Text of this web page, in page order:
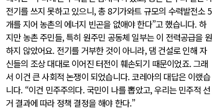
전기를 쓰지 못하고 있으니, 총 8기가와트 규모의 수력발전소 5
개를 지어 농촌의 에너지 빈곤을 없애야 한다”고 했습니다. 하
지만 농촌 주민들, 특히 원주민 공동체 일부는 이 전력공급을 원
하지 않았어요. 전기를 거부한 것이 아니라, 댐 건설로 인해 자
신들의 조상 대대로 이어진 터전이 훼손되기 때문이었죠. 그래
서 이건 큰 사회적 논쟁이 되었습니다. 코레아의 대답은 이랬습
니다. “이건 민주주의다. 국민이 나를 뽑았고, 우리는 민주적 선
거 결과에 따라 정책 결정을 해야 한다.”